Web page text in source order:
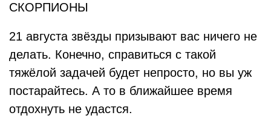
СКОРПИОНЫ
21 августа звёзды призывают вас ничего не
делать. Конечно, справиться с такой
тяжёлой задачей будет непросто, но вы уж
постарайтесь. А то в ближайшее время
отдохнуть не удастся.